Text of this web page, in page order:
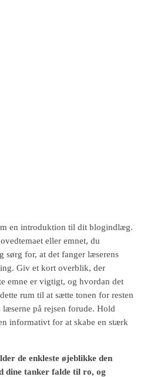
en introduktion til dit blogindlæg.
eller emnet, du
sørg for, at det fanger læserens
Giv et kort overblik, der
emne er vigtigt, og hvordan det
rum til at sætte tonen for resten
på rejsen forude. Hold
informativt for at skabe en stærk
de enkleste øjeblikke den
dine tanker falde til ro, og